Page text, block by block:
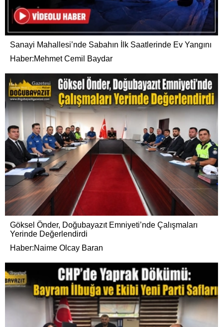
Sanayi Mahallesi’nde Sabahın İlk Saatlerinde Ev Yangını
Haber:Mehmet Cemil Baydar
Göksel Önder, Doğubayazıt Emniyeti’nde Çalışmaları
Yerinde Değerlendirdi
Haber:Naime Olcay Baran